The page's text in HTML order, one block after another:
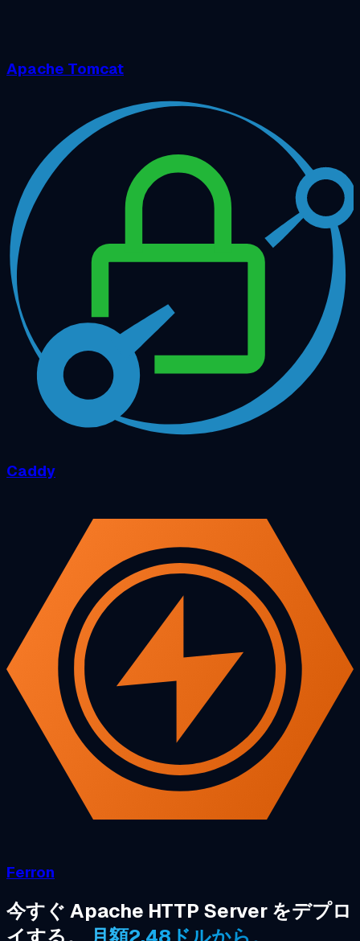
Apache Tomcat
Caddy
Ferron
今すぐ Apache HTTP Server をデプロ